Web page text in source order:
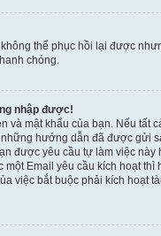
thể phục hồi lại được
chóng.
nhập được!
và mật khẩu của bạn. Nếu
hướng dẫn đã được gửi
được yêu cầu tự làm việc
Email yêu cầu kích hoạt
việc bắt buộc phải kích hoạt